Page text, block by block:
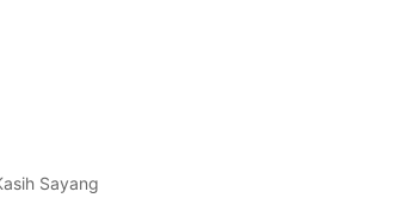
Sayang